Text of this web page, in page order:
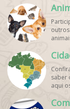
graça!
saber
aqui